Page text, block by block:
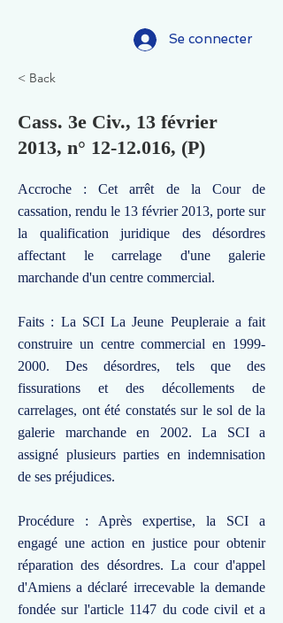
Se connecter
< Back
Cass. 3e Civ., 13 février
2013, n° 12-12.016, (P)
Accroche : Cet arrêt de la Cour de
cassation, rendu le 13 février 2013, porte sur
la qualification juridique des désordres
affectant le carrelage d'une galerie
marchande d'un centre commercial.
Faits : La SCI La Jeune Peupleraie a fait
construire un centre commercial en 1999-
2000. Des désordres, tels que des
fissurations et des décollements de
carrelages, ont été constatés sur le sol de la
galerie marchande en 2002. La SCI a
assigné plusieurs parties en indemnisation
de ses préjudices.
Procédure : Après expertise, la SCI a
engagé une action en justice pour obtenir
réparation des désordres. La cour d'appel
d'Amiens a déclaré irrecevable la demande
fondée sur l'article 1147 du code civil et a